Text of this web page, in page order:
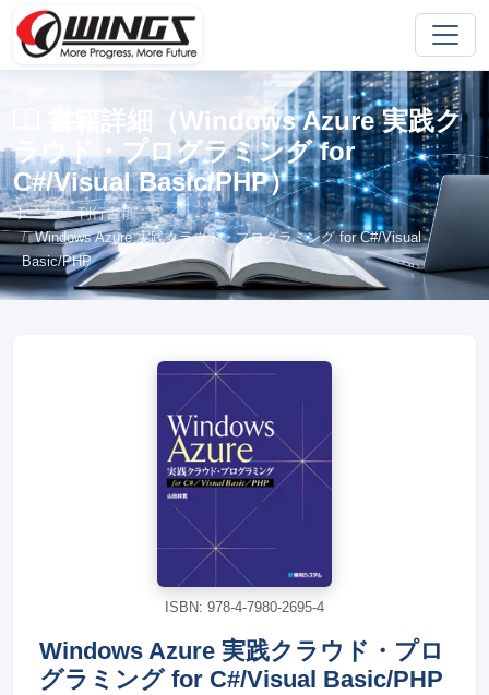
書籍詳細（Windows Azure 実践ク
ラウド・プログラミング for
C#/Visual Basic/PHP）
ホーム
刊行書籍一覧
Windows Azure 実践クラウド・プログラミング for C#/Visual
Basic/PHP
ISBN: 978-4-7980-2695-4
Windows Azure 実践クラウド・プロ
グラミング for C#/Visual Basic/PHP